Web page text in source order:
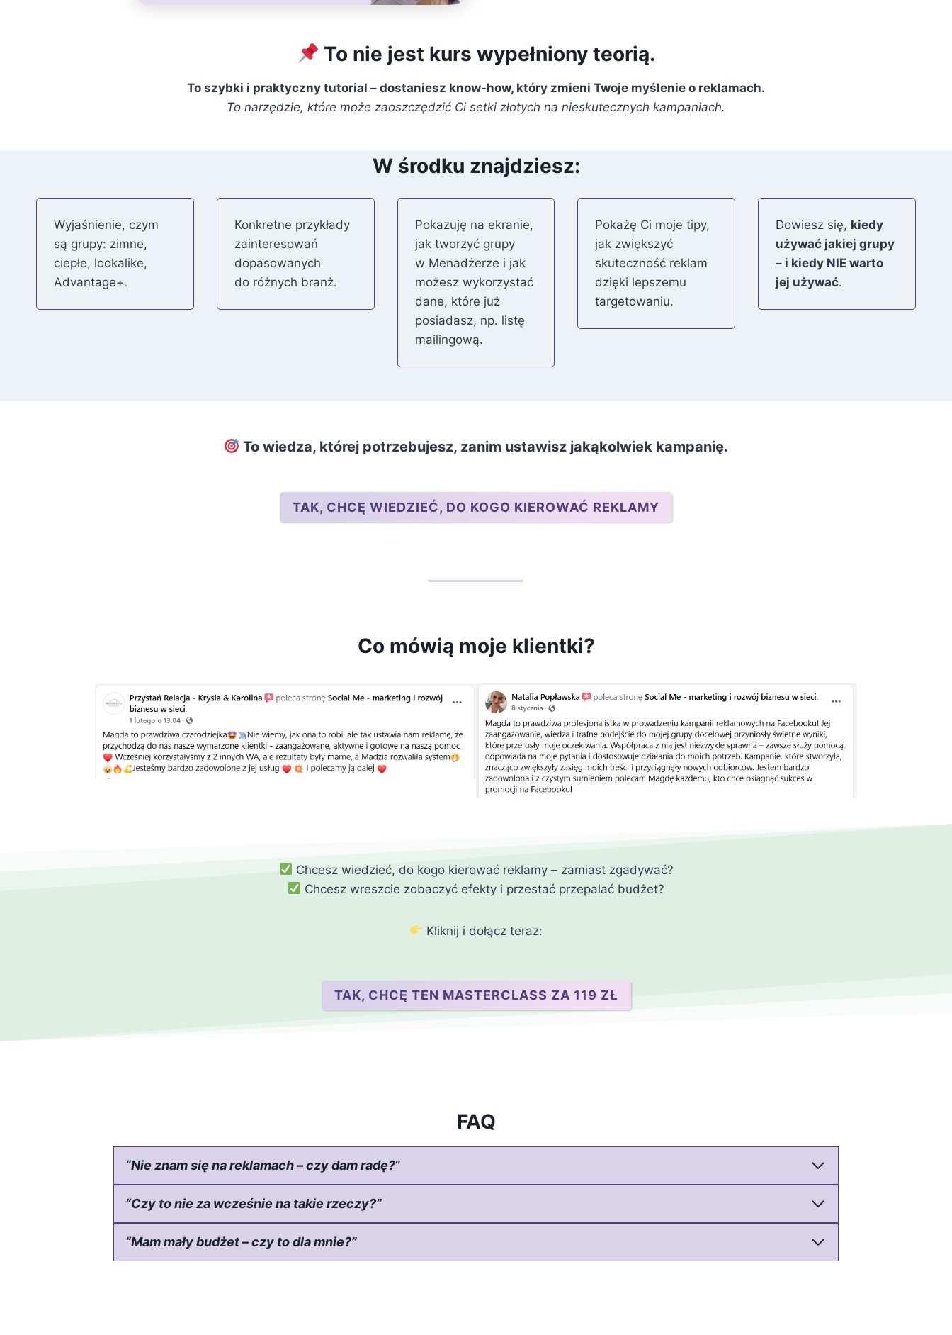
To nie jest kurs wypełniony teorią.
To szybki i praktyczny tutorial – dostaniesz know-how, który zmieni Twoje myślenie o reklamach.
To narzędzie, które może zaoszczędzić Ci setki złotych na nieskutecznych kampaniach.
W środku znajdziesz:
Wyjaśnienie, czym
są grupy: zimne,
ciepłe, lookalike,
Advantage+.
Konkretne przykłady
zainteresowań
dopasowanych
do różnych branż.
Pokazuję na ekranie,
jak tworzyć grupy
w Menadżerze i jak
możesz wykorzystać
dane, które już
posiadasz, np. listę
mailingową.
Pokażę Ci moje tipy,
jak zwiększyć
skuteczność reklam
dzięki lepszemu
targetowaniu.
Dowiesz się, kiedy
używać jakiej grupy
– i kiedy NIE warto
jej używać.
To wiedza, której potrzebujesz, zanim ustawisz jakąkolwiek kampanię.
TAK, CHCĘ WIEDZIEĆ, DO KOGO KIEROWAĆ REKLAMY
Co mówią moje klientki?
Chcesz wiedzieć, do kogo kierować reklamy – zamiast zgadywać?
Chcesz wreszcie zobaczyć efekty i przestać przepalać budżet?
Kliknij i dołącz teraz:
TAK, CHCĘ TEN MASTERCLASS ZA 119 ZŁ
FAQ
“Nie znam się na reklamach – czy dam radę?”
“Czy to nie za wcześnie na takie rzeczy?”
“Mam mały budżet – czy to dla mnie?”